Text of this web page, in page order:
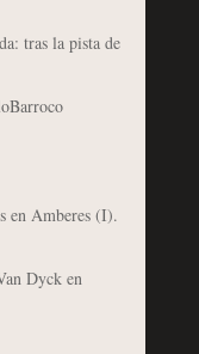
tras la pista de
en Amberes (I).
Dyck en